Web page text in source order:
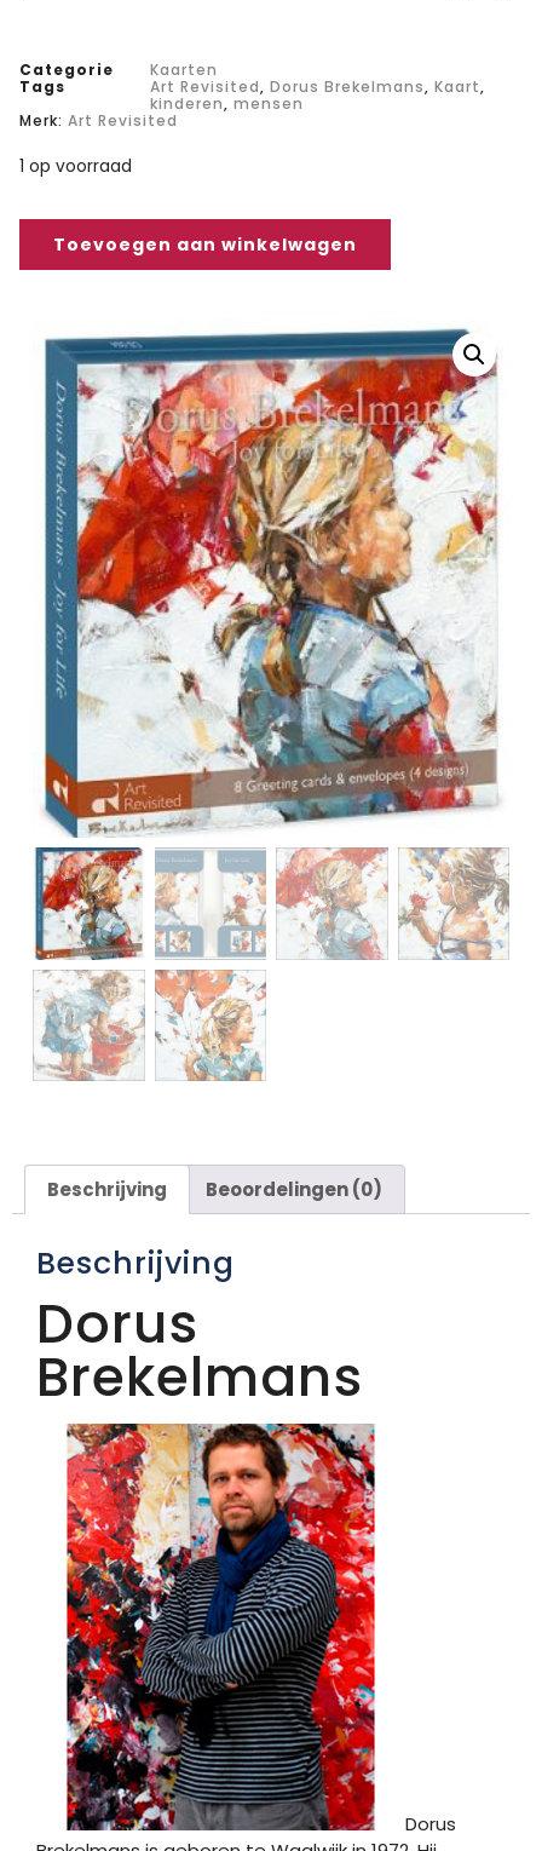
Categorie
Kaarten
Tags
Art Revisited, Dorus Brekelmans, Kaart,
kinderen, mensen
Merk: Art Revisited
1 op voorraad
Toevoegen aan winkelwagen
Beschrijving Beoordelingen (0)
Beschrijving
Dorus
Brekelmans
Dorus